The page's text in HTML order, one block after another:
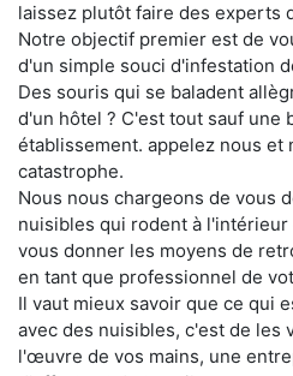
laissez plutôt faire des experts
Notre objectif premier est de
d'un simple souci d'infestation
Des souris qui se baladent
d'un hôtel ? C'est tout sauf une
établissement. appelez nous et
catastrophe.
Nous nous chargeons de vous
nuisibles qui rodent à
vous donner les moyens de
en tant que professionnel de
Il vaut mieux savoir que ce qui
avec des nuisibles, c'est de les
l'œuvre de vos mains, une